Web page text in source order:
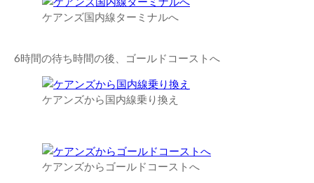
ケアンズ国内線ターミナルへ
6時間の待ち時間の後、ゴールドコーストへ
ケアンズから国内線乗り換え
ケアンズからゴールドコーストへ